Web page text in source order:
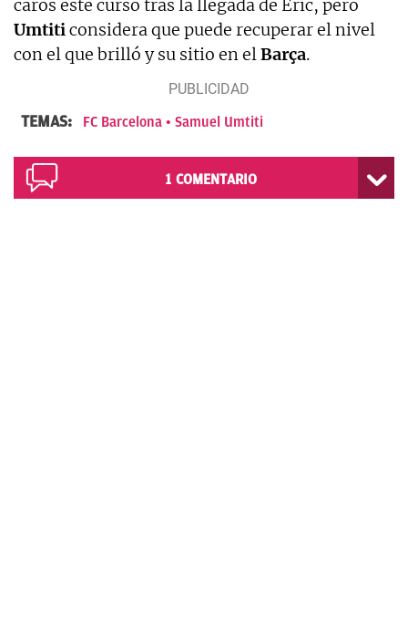
caros este curso tras la llegada de Eric, pero
Umtiticonsidera que puede recuperar el nivel
con el que brilló y su sitio en elBarça.
TEMAS: FC Barcelona Samuel Umtiti
1 COMENTARIO